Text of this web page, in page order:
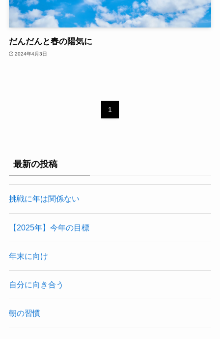
だんだんと春の陽気に
2024年4月3日
1
最新の投稿
挑戦に年は関係ない
【2025年】今年の目標
年末に向け
自分に向き合う
朝の習慣